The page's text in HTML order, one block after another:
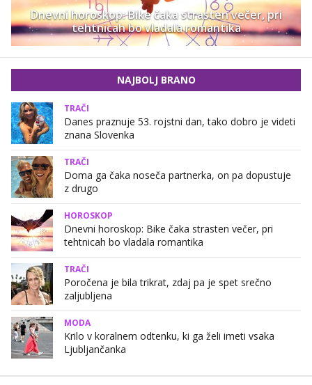
Dnevni horoskop: Bike čaka strasten večer, pri
tehtnicah bo vladala romantika
NAJBOLJ BRANO
TRAČI
Danes praznuje 53. rojstni dan, tako dobro je videti
znana Slovenka
TRAČI
Doma ga čaka noseča partnerka, on pa dopustuje
z drugo
HOROSKOP
Dnevni horoskop: Bike čaka strasten večer, pri
tehtnicah bo vladala romantika
TRAČI
Poročena je bila trikrat, zdaj pa je spet srečno
zaljubljena
MODA
Krilo v koralnem odtenku, ki ga želi imeti vsaka
Ljubljančanka